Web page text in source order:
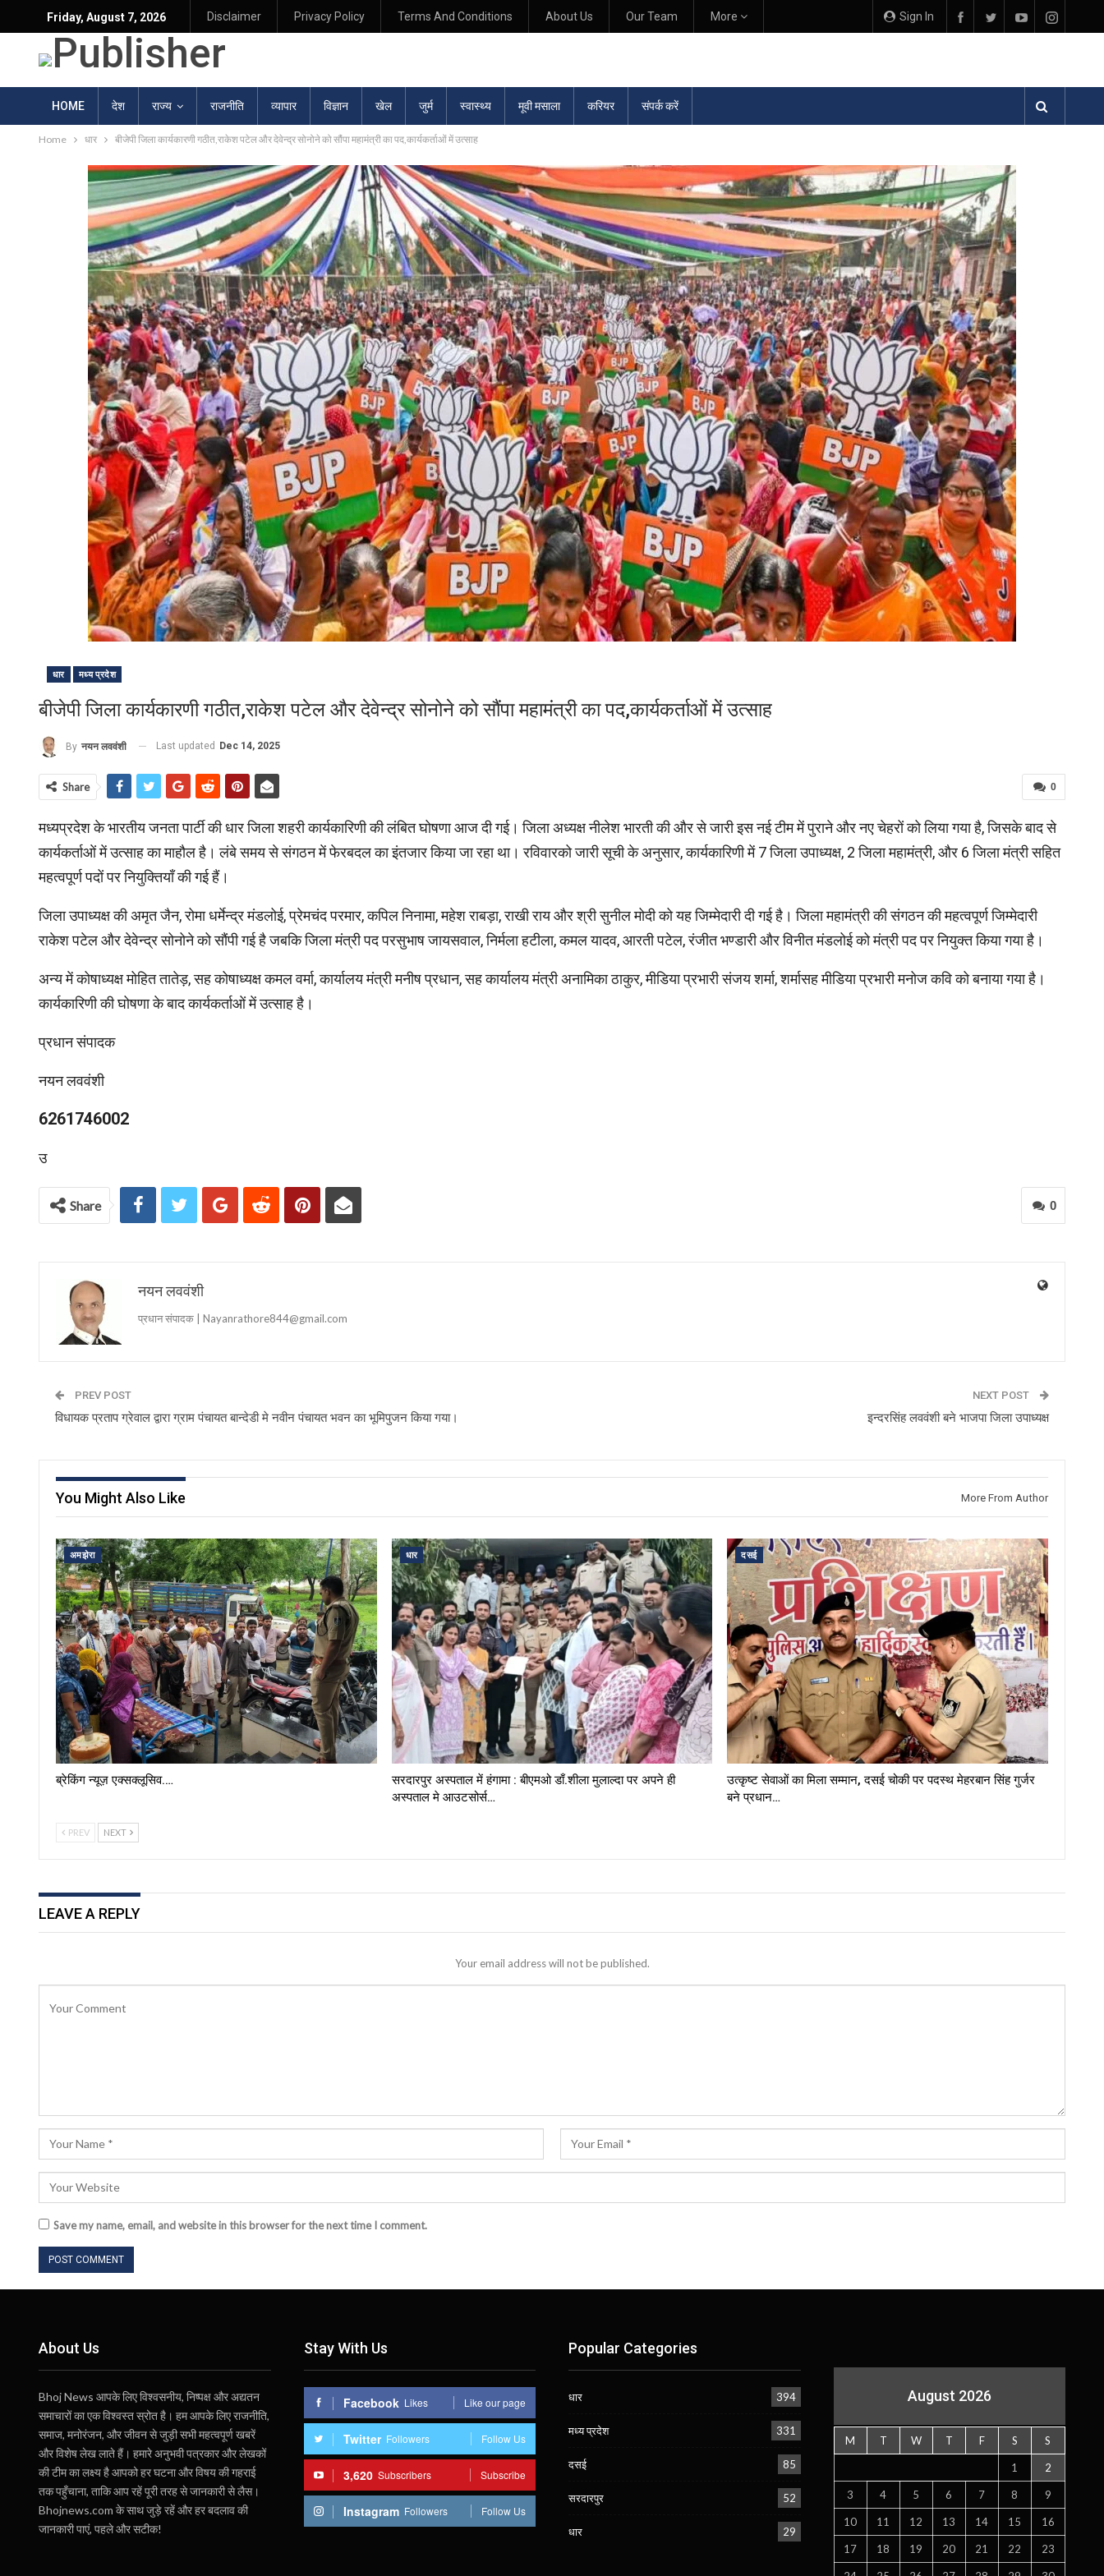
Sign In
Friday, August 7, 2026 Disclaimer Privacy Policy Terms And Conditions About Us Our Team More
HOME देश राज्य राजनीति व्यापार विज्ञान खेल जुर्म स्वास्थ्य मूवी मसाला करियर संपर्क करें
Home धार बीजेपी जिला कार्यकारणी गठीत,राकेश पटेल और देवेन्द्र सोनोने को सौंपा महामंत्री का पद,कार्यकर्ताओं में उत्साह
धार मध्य प्रदेश
बीजेपी जिला कार्यकारणी गठीत,राकेश पटेल और देवेन्द्र सोनोने को सौंपा महामंत्री का पद,कार्यकर्ताओं में उत्साह
By नयन लववंशी Last updated Dec 14, 2025
0
Share
मध्यप्रदेश के भारतीय जनता पार्टी की धार जिला शहरी कार्यकारिणी की लंबित घोषणा आज दी गई। जिला अध्यक्ष नीलेश भारती की और से जारी इस नई टीम में पुराने और नए चेहरों को लिया गया है, जिसके बाद से
कार्यकर्ताओं में उत्साह का माहौल है। लंबे समय से संगठन में फेरबदल का इंतजार किया जा रहा था। रविवारको जारी सूची के अनुसार, कार्यकारिणी में 7 जिला उपाध्यक्ष, 2 जिला महामंत्री, और 6 जिला मंत्री सहित
महत्वपूर्ण पदों पर नियुक्तियाँ की गई हैं।
जिला उपाध्यक्ष की अमृत जैन, रोमा धर्मेन्द्र मंडलोई, प्रेमचंद परमार, कपिल निनामा, महेश राबड़ा, राखी राय और श्री सुनील मोदी को यह जिम्मेदारी दी गई है। जिला महामंत्री की संगठन की महत्वपूर्ण जिम्मेदारी
राकेश पटेल और देवेन्द्र सोनोने को सौंपी गई है जबकि जिला मंत्री पद परसुभाष जायसवाल, निर्मला हटीला, कमल यादव, आरती पटेल, रंजीत भण्डारी और विनीत मंडलोई को मंत्री पद पर नियुक्त किया गया है।
अन्‍य में कोषाध्यक्ष मोहित तातेड़, सह कोषाध्यक्ष कमल वर्मा, कार्यालय मंत्री मनीष प्रधान, सह कार्यालय मंत्री अनामि‍का ठाकुर, मीडिया प्रभारी संजय शर्मा, शर्मासह मीडिया प्रभारी मनोज कवि को बनाया गया है।
कार्यकारिणी की घोषणा के बाद कार्यकर्ताओं में उत्‍साह है।
प्रधान संपादक
नयन लववंशी
6261746002
उ
0
Share
नयन लववंशी
प्रधान संपादक | Nayanrathore844@gmail.com
PREV POST
विधायक प्रताप ग्रेवाल द्वारा ग्राम पंचायत बान्देडी मे नवीन पंचायत भवन का भूमिपुजन किया गया।
NEXT POST
इन्दरसिंह लववंशी बने भाजपा जिला उपाध्यक्ष
You Might Also Like More From Author
अमझेरा
ब्रेकिंग न्यूज़ एक्सक्लूसिव.…
धार
सरदारपुर अस्पताल में हंगामा : बीएमओ डाँ.शीला मुलाल्दा पर अपने ही
अस्पताल मे आउटसोर्स…
दसई
उत्कृष्ट सेवाओं का मिला सम्मान, दसई चोकी पर पदस्थ मेहरबान सिंह गुर्जर
बने प्रधान…
PREV NEXT
LEAVE A REPLY
Your email address will not be published.
Save my name, email, and website in this browser for the next time I comment.
About Us
Bhoj News आपके लिए विश्वसनीय, निष्पक्ष और अद्यतन
समाचारों का एक विश्वस्त स्रोत है। हम आपके लिए राजनीति,
समाज, मनोरंजन, और जीवन से जुड़ी सभी महत्वपूर्ण खबरें
और विशेष लेख लाते हैं। हमारे अनुभवी पत्रकार और लेखकों
की टीम का लक्ष्य है आपको हर घटना और विषय की गहराई
तक पहुँचाना, ताकि आप रहें पूरी तरह से जानकारी से लैस।
Bhojnews.com के साथ जुड़े रहें और हर बदलाव की
जानकारी पाएं, पहले और सटीक!
Stay With Us
Facebook Likes Like our page
Twitter Followers Follow Us
3,620 Subscribers Subscribe
Instagram Followers Follow Us
Popular Categories
धार 394
मध्य प्रदेश 331
दसई 85
सरदारपुर 52
धार 29
August 2026
M T W T F S S
1 2
3 4 5 6 7 8 9
10 11 12 13 14 15 16
17 18 19 20 21 22 23